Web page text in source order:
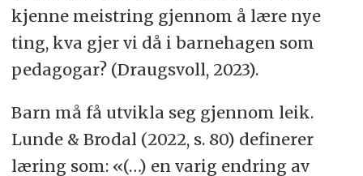
kjenne meistring gjennom å lære nye
ting, kva gjer vi då i barnehagen som
pedagogar? (Draugsvoll, 2023).
Barn må få utvikla seg gjennom leik.
Lunde & Brodal (2022, s. 80) definerer
læring som: «(…) en varig endring av